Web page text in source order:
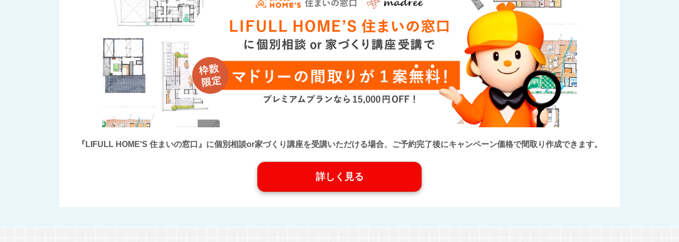
『LIFULL HOME'S 住まいの窓口』に個別相談or家づくり講座を受講いただける場合、ご予約完了後にキャンペーン価格で間取り作成できます。
詳しく見る